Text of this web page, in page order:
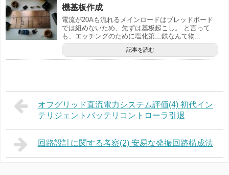
機基板作成
電流が20Aも流れるメインロードはブレッドボード
では組めないため、先ずは基板起こし。 と言って
も、エッチングのために塩化第二鉄なんて物...
記事を読む
オフグリッド直流電力システム評価(4) 初代イン
テリジェントバッテリコントローラ引退
回路設計に関する考察(2) 安易な発振回路構成法